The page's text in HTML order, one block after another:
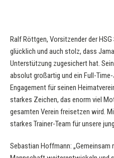
Ralf Röttgen, Vorsitzender der HSG
glücklich und auch stolz, dass
Unterstützung zugesichert hat.
absolut großartig und ein Full-
Engagement für seinen
starkes Zeichen, das enorm viel
gesamten Verein freisetzen wird.
starkes Trainer-Team für unsere
Sebastian Hoffmann: